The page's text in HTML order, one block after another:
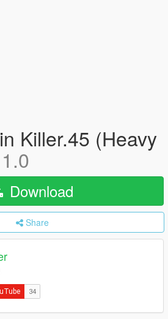
Killer.45 (Heavy
1.0
Download
Share